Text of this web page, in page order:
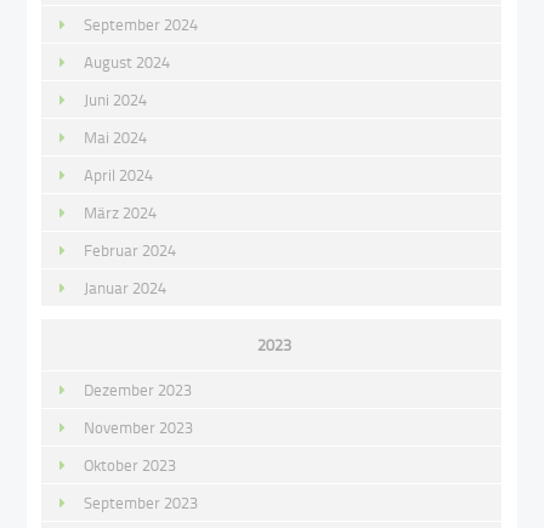
September 2024
August 2024
Juni 2024
Mai 2024
April 2024
März 2024
Februar 2024
Januar 2024
2023
Dezember 2023
November 2023
Oktober 2023
September 2023